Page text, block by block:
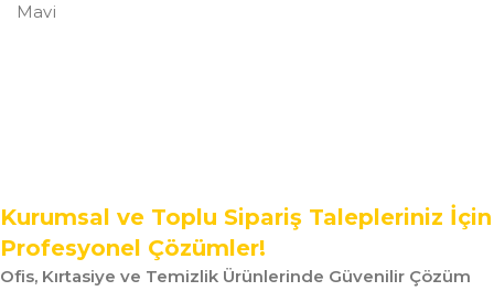
Mavi
Kurumsal ve Toplu Sipariş Talepleriniz İçin
Profesyonel Çözümler!
Ofis, Kırtasiye ve Temizlik Ürünlerinde Güvenilir Çözüm